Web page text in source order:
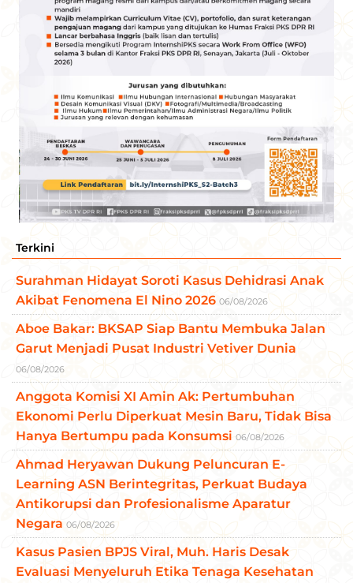
Terkini
Surahman Hidayat Soroti Kasus Dehidrasi Anak
Akibat Fenomena El Nino 2026 06/08/2026
Aboe Bakar: BKSAP Siap Bantu Membuka Jalan
Garut Menjadi Pusat Industri Vetiver Dunia
06/08/2026
Anggota Komisi XI Amin Ak: Pertumbuhan
Ekonomi Perlu Diperkuat Mesin Baru, Tidak Bisa
Hanya Bertumpu pada Konsumsi 06/08/2026
Ahmad Heryawan Dukung Peluncuran E-
Learning ASN Berintegritas, Perkuat Budaya
Antikorupsi dan Profesionalisme Aparatur
Negara 06/08/2026
Kasus Pasien BPJS Viral, Muh. Haris Desak
Evaluasi Menyeluruh Etika Tenaga Kesehatan